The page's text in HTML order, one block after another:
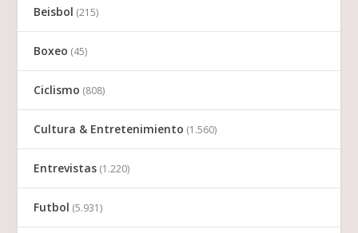
Beisbol (215)
Boxeo (45)
Ciclismo (808)
Cultura & Entretenimiento (1.560)
Entrevistas (1.220)
Futbol (5.931)